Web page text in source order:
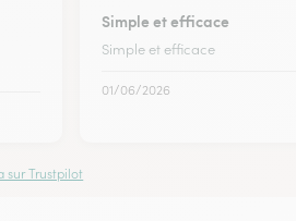
Simple et efficace
Simple et efficace
01/06/2026
sur Trustpilot